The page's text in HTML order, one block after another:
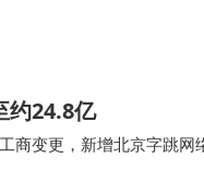
约24.8亿
商变更，新增北京字跳